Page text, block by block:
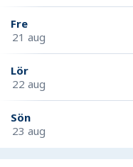
Fre
21 aug
Lör
22 aug
Sön
23 aug